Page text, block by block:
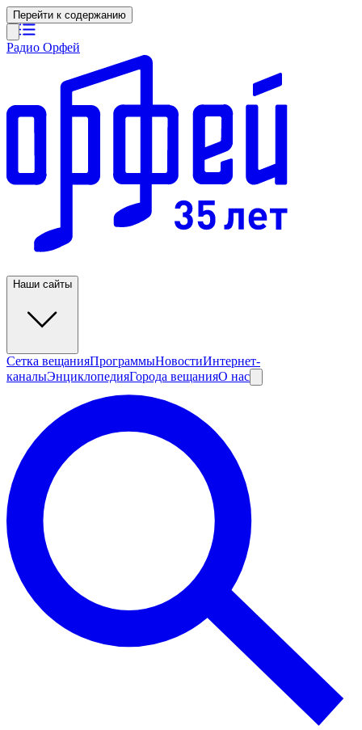
Перейти к содержанию
Радио Орфей
Наши сайты
Сетка вещанияПрограммыНовостиИнтернет-
каналыЭнциклопедияГорода вещанияО нас